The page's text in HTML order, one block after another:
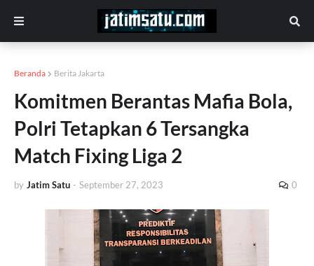
Beranda Berita Jakarta
Komitmen Berantas Mafia Bola,
Polri Tetapkan 6 Tersangka
Match Fixing Liga 2
by Jatim Satu - September 27, 2023 0